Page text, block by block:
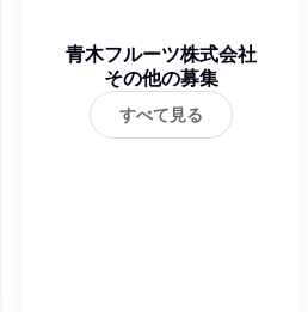
青木フルーツ株式会社
その他の募集
すべて見る